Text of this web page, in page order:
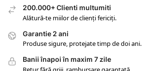
200.000+ Clienti multumiti
Alătură-te miilor de clienți fericiți.
Garantie 2 ani
Produse sigure, protejate timp de doi ani.
Banii înapoi în maxim 7 zile